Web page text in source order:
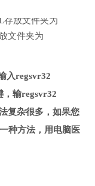
存放文件夹为
文件夹为
入regsvr32
，输regsvr32
复杂很多，如果您
种方法，用电脑医